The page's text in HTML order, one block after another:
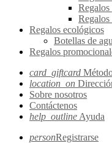
Regalos
Regalos
Regalos ecológicos
Botellas de
Regalos
card_giftcard
location_on
Sobre nosotros
Contáctenos
help_outline Ayuda
personRegistrarse